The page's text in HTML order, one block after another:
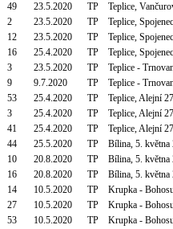
49 23.5.2020 TP
Teplice,
2 23.5.2020 TP
Teplice,
12 23.5.2020 TP
Teplice,
16 25.4.2020 TP
Teplice,
3 23.5.2020 TP
Teplice -
9 9.7.2020 TP
Teplice -
53 25.4.2020 TP
Teplice, Alejní
3 25.4.2020 TP
Teplice, Alejní
41 25.4.2020 TP
Teplice, Alejní
44 25.5.2020 TP
Bílina, 5. května
10 20.8.2020 TP
Bílina, 5. května
16 20.8.2020 TP
Bílina, 5. května
14 10.5.2020 TP
Krupka -
27 10.5.2020 TP
Krupka -
53 10.5.2020 TP
Krupka -